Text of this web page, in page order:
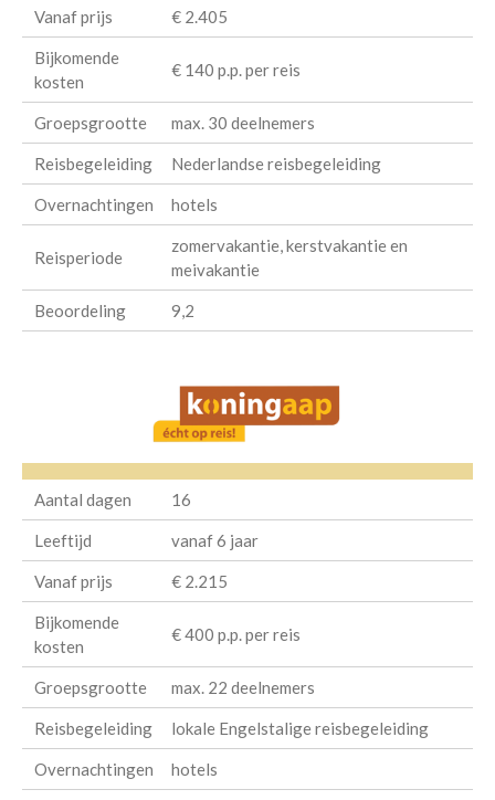
Vanaf prijs € 2.405
Bijkomende
kosten
€ 140 p.p. per reis
Groepsgrootte max. 30 deelnemers
Reisbegeleiding Nederlandse reisbegeleiding
Overnachtingen hotels
Reisperiode
zomervakantie, kerstvakantie en
meivakantie
Beoordeling 9,2
Aantal dagen 16
Leeftijd vanaf 6 jaar
Vanaf prijs € 2.215
Bijkomende
kosten
€ 400 p.p. per reis
Groepsgrootte max. 22 deelnemers
Reisbegeleiding lokale Engelstalige reisbegeleiding
Overnachtingen hotels